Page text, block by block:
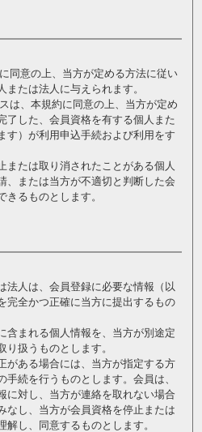
同意の上、当方が定める方法に従い
たは法人に与えられます。
は、本規約に同意の上、当方が定め
了した、会員資格を有する個人また
す）が利用申込手続および利用をす
または取り消されたことがある個人
、または当方が不適切と判断した会
きるものとします。
法人は、会員登録に必要な情報（以
完全かつ正確に当方に提出するもの
含まれる個人情報を、当方が別途定
扱うものとします。
がある場合には、当方が指定する方
続を行うものとします。会員は、
に対し、当方が連絡を取れない場合
なし、当方が会員資格を停止または
し、同意するものとします。